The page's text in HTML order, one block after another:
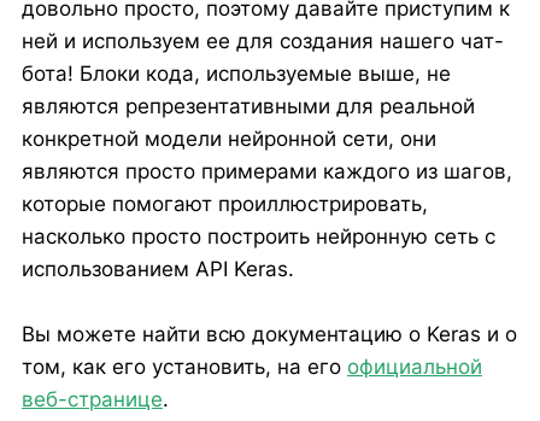
довольно просто, поэтому давайте приступим к
ней и используем ее для создания нашего чат-
бота! Блоки кода, используемые выше, не
являются репрезентативными для реальной
конкретной модели нейронной сети, они
являются просто примерами каждого из шагов,
которые помогают проиллюстрировать,
насколько просто построить нейронную сеть с
использованием API Keras.
Вы можете найти всю документацию о Keras и о
том, как его установить, на его официальной
веб-странице.